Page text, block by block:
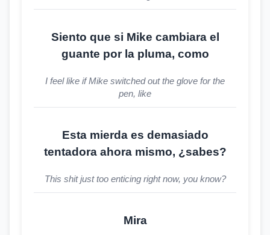
Siento que si Mike cambiara el
guante por la pluma, como
I feel like if Mike switched out the glove for the
pen, like
Esta mierda es demasiado
tentadora ahora mismo, ¿sabes?
This shit just too enticing right now, you know?
Mira